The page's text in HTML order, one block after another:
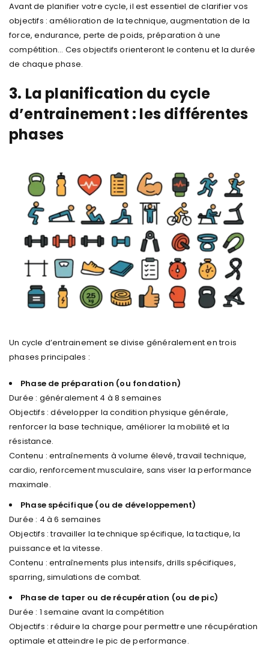
Avant de planifier votre cycle, il est essentiel de clarifier vos
objectifs : amélioration de la technique, augmentation de la
force, endurance, perte de poids, préparation à une
compétition… Ces objectifs orienteront le contenu et la durée
de chaque phase.
3. La planification du cycle
d’entrainement : les différentes
phases
Un cycle d’entrainement se divise généralement en trois
phases principales :
Phase de préparation (ou fondation)
Durée : généralement 4 à 8 semaines
Objectifs : développer la condition physique générale,
renforcer la base technique, améliorer la mobilité et la
résistance.
Contenu : entraînements à volume élevé, travail technique,
cardio, renforcement musculaire, sans viser la performance
maximale.
Phase spécifique (ou de développement)
Durée : 4 à 6 semaines
Objectifs : travailler la technique spécifique, la tactique, la
puissance et la vitesse.
Contenu : entraînements plus intensifs, drills spécifiques,
sparring, simulations de combat.
Phase de taper ou de récupération (ou de pic)
Durée : 1 semaine avant la compétition
Objectifs : réduire la charge pour permettre une récupération
optimale et atteindre le pic de performance.